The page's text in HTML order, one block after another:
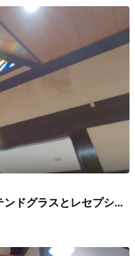
小泉家_003_GoPro 喫茶店のステンドグラスとレセプション